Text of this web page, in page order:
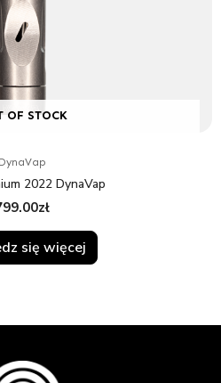
OF STOCK
DynaVap
2022 DynaVap
zł
się więcej